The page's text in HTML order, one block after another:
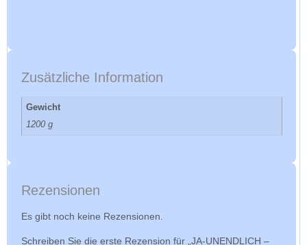
Zusätzliche Information
Gewicht
1200 g
Rezensionen
Es gibt noch keine Rezensionen.
Schreiben Sie die erste Rezension für „JA-UNENDLICH –